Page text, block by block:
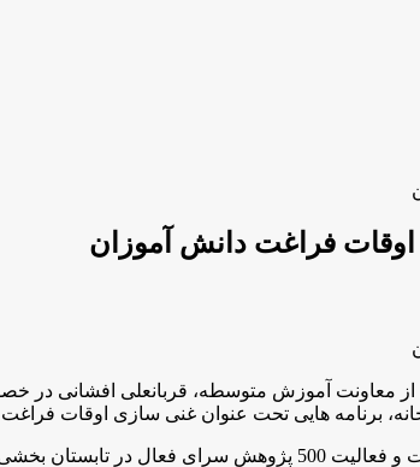
معاونت آموزش متوسطه، قربانعلی افشانی در
برنامه هایی تحت عنوان غنی سازی اوقات
مدیرکل دفتر متوسطه نظری وزارت آموزش و پرورش با بيان اين كه